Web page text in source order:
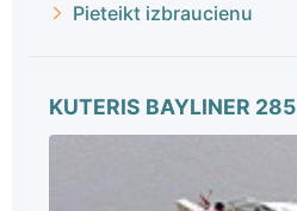
Pieteikt izbraucienu
KUTERIS BAYLINER 285